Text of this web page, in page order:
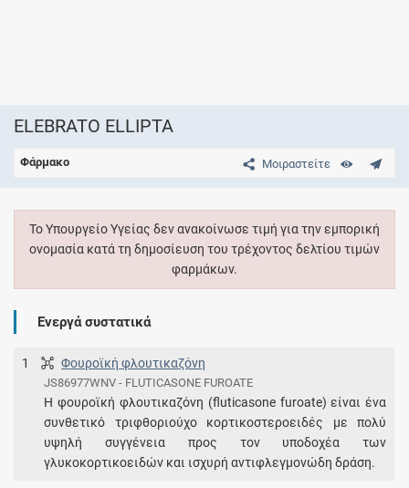
ELEBRATO ELLIPTA
Μοιραστείτε
Φάρμακο
Το Υπουργείο Υγείας δεν ανακοίνωσε τιμή για την εμπορική
ονομασία κατά τη δημοσίευση του τρέχοντος δελτίου τιμών
φαρμάκων.
Ενεργά συστατικά
1 Φουροϊκή φλουτικαζόνη
JS86977WNV - FLUTICASONE FUROATE
Η φουροϊκή φλουτικαζόνη (fluticasone furoate) είναι ένα
συνθετικό τριφθοριούχο κορτικοστεροειδές με πολύ
υψηλή συγγένεια προς τον υποδοχέα των
γλυκοκορτικοειδών και ισχυρή αντιφλεγμονώδη δράση.